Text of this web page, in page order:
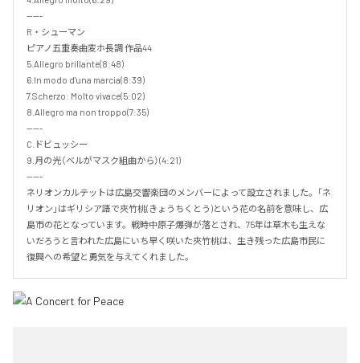
-----
R・シューマン
ピアノ五重奏曲変ホ長調 作品44
5.Allegro brillante(8:48)
6.In modo d'una marcia(8:39)
7.Scherzo: Molto vivace(5:02)
8.Allegro ma non troppo(7:35)
-----
C.ドビュッシー
9.月の光（ベルがマスク組曲から）(4:21)
-----
ネリオンカルテットは広島交響楽団のメンバーによって設立されました。「ネ
リオン」はギリシア語で夾竹桃(きょうちくとう)という花の名前を意味し、広
島市の花となっています。戦時中原子爆弾が落とされ、75年は草木も生えな
いだろうと言われた広島にいち早く咲いた夾竹桃は、生き残った広島市民に
復興への希望と勇気を与えてくれました。